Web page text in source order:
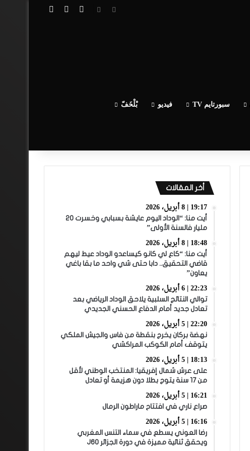
تسجيل الدخول
مقال عشوائي
سبورتايم TV فيديو بْلْخَفّ
أخر المقالات
19:17 | 8 أبريل، 2026
أيت منا: “الوداد اليوم عايشة بسبابي وخسرت 20
مليار فالسنة الأولى”
18:48 | 8 أبريل، 2026
أيت منا: “كاع لي كانو كيساعدو الوداد عيط ليهم
قاضي التحقيق.. دابا حتى شي واحد ما بقا باغي
يعاون”
22:23 | 6 أبريل، 2026
توالي النتائج السلبية يلاحق الوداد الرياضي بعد
تعادل جديد أمام الدفاع الحسني الجديدي
22:20 | 5 أبريل، 2026
نهضة بركان يخرج بنقطة من فاس والجيش الملكي
يتوقف أمام الكوكب المراكشي
18:13 | 5 أبريل، 2026
على عرش شمال إفريقيا: المنتخب الوطني لأقل
من 17 سنة يتوج بطلا دون هزيمة أو تعادل
16:21 | 5 أبريل، 2026
صراع ناري في افتتاح ماراطون الرمال
16:16 | 5 أبريل، 2026
رضا العوني يسطع في سماء التنس المغربي
ويحقق ثنائية مميزة في دورة الجزائر J60